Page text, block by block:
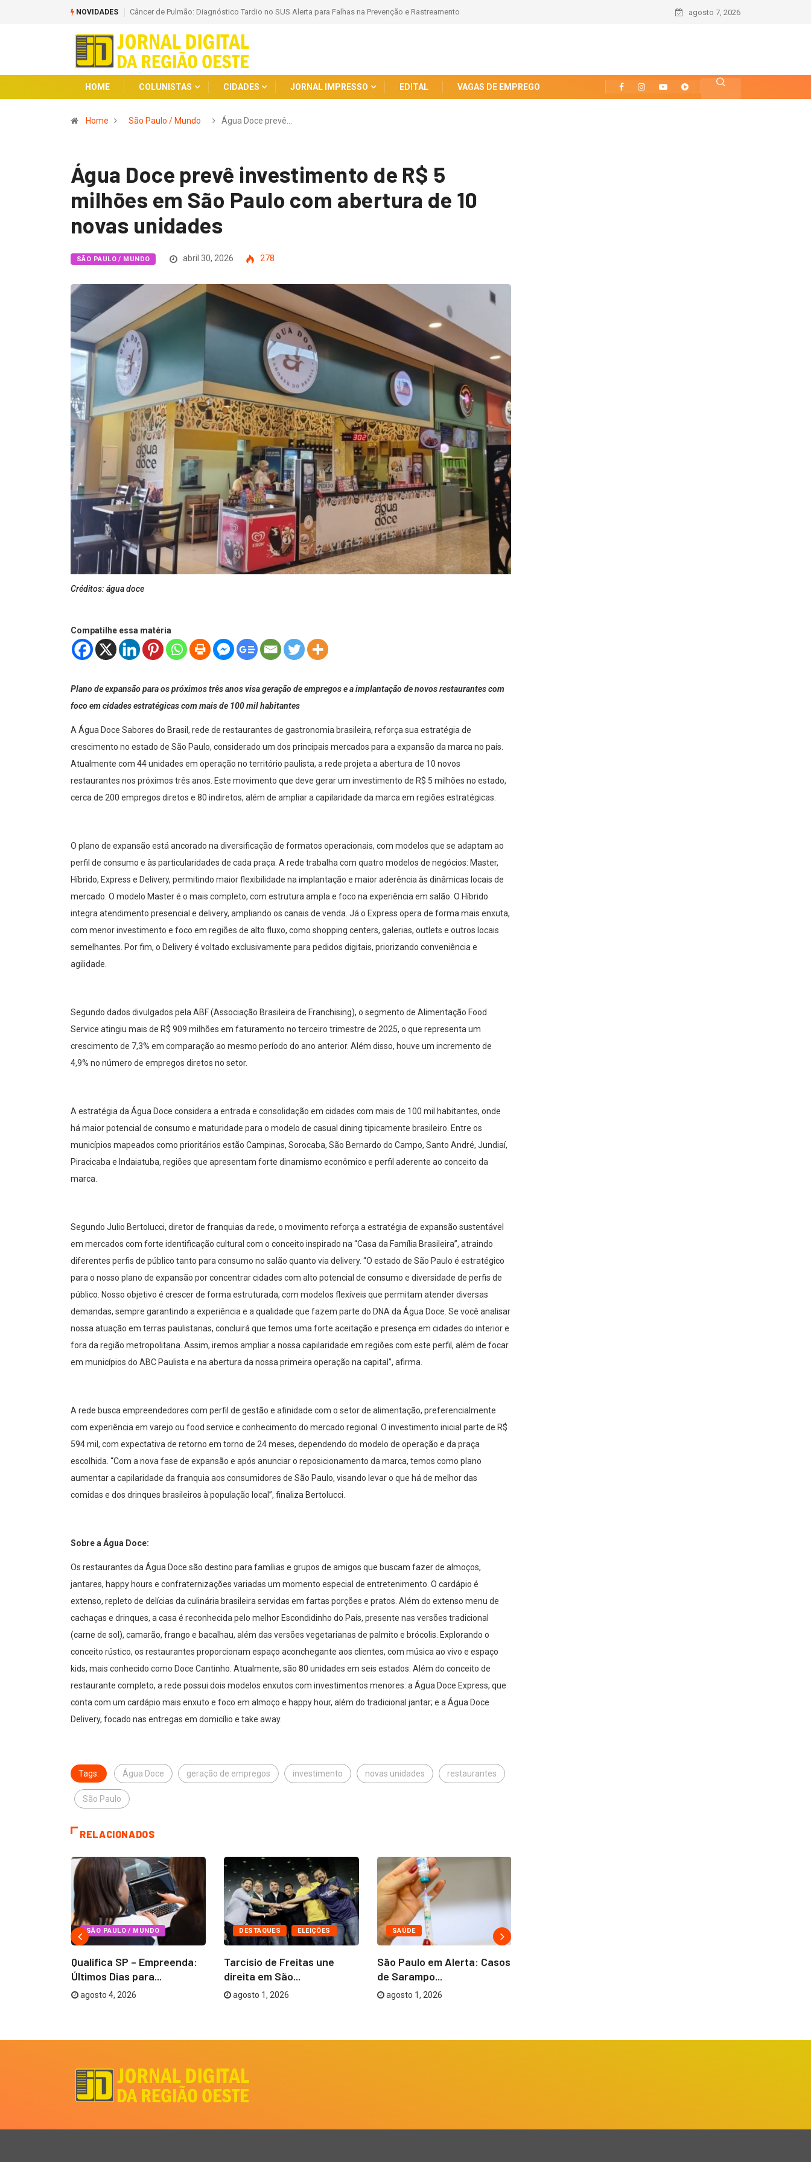
NOVIDADES
Falhas na Prevenção e RastreamentoParque Shopping Barueri celebra o Miraculous Day com encontro oficial de Ladybug e Cat Noir.
agosto 7, 2026
HOME COLUNISTAS CIDADES JORNAL IMPRESSO EDITAL VAGAS DE EMPREGO
Home São Paulo / Mundo Água Doce prevê…
Água Doce prevê investimento de R$ 5
milhões em São Paulo com abertura de 10
novas unidades
SÃO PAULO / MUNDO abril 30, 2026 278
Créditos: água doce
Compatilhe essa matéria
Plano de expansão para os próximos três anos visa geração de empregos e a implantação de novos restaurantes com
foco em cidades estratégicas com mais de 100 mil habitantes
A Água Doce Sabores do Brasil, rede de restaurantes de gastronomia brasileira, reforça sua estratégia de
crescimento no estado de São Paulo, considerado um dos principais mercados para a expansão da marca no país.
Atualmente com 44 unidades em operação no território paulista, a rede projeta a abertura de 10 novos
restaurantes nos próximos três anos. Este movimento que deve gerar um investimento de R$ 5 milhões no estado,
cerca de 200 empregos diretos e 80 indiretos, além de ampliar a capilaridade da marca em regiões estratégicas.
O plano de expansão está ancorado na diversificação de formatos operacionais, com modelos que se adaptam ao
perfil de consumo e às particularidades de cada praça. A rede trabalha com quatro modelos de negócios: Master,
Híbrido, Express e Delivery, permitindo maior flexibilidade na implantação e maior aderência às dinâmicas locais de
mercado. O modelo Master é o mais completo, com estrutura ampla e foco na experiência em salão. O Híbrido
integra atendimento presencial e delivery, ampliando os canais de venda. Já o Express opera de forma mais enxuta,
com menor investimento e foco em regiões de alto fluxo, como shopping centers, galerias, outlets e outros locais
semelhantes. Por fim, o Delivery é voltado exclusivamente para pedidos digitais, priorizando conveniência e
agilidade.
Segundo dados divulgados pela ABF (Associação Brasileira de Franchising), o segmento de Alimentação Food
Service atingiu mais de R$ 909 milhões em faturamento no terceiro trimestre de 2025, o que representa um
crescimento de 7,3% em comparação ao mesmo período do ano anterior. Além disso, houve um incremento de
4,9% no número de empregos diretos no setor.
A estratégia da Água Doce considera a entrada e consolidação em cidades com mais de 100 mil habitantes, onde
há maior potencial de consumo e maturidade para o modelo de casual dining tipicamente brasileiro. Entre os
municípios mapeados como prioritários estão Campinas, Sorocaba, São Bernardo do Campo, Santo André, Jundiaí,
Piracicaba e Indaiatuba, regiões que apresentam forte dinamismo econômico e perfil aderente ao conceito da
marca.
Segundo Julio Bertolucci, diretor de franquias da rede, o movimento reforça a estratégia de expansão sustentável
em mercados com forte identificação cultural com o conceito inspirado na “Casa da Família Brasileira”, atraindo
diferentes perfis de público tanto para consumo no salão quanto via delivery. “O estado de São Paulo é estratégico
para o nosso plano de expansão por concentrar cidades com alto potencial de consumo e diversidade de perfis de
público. Nosso objetivo é crescer de forma estruturada, com modelos flexíveis que permitam atender diversas
demandas, sempre garantindo a experiência e a qualidade que fazem parte do DNA da Água Doce. Se você analisar
nossa atuação em terras paulistanas, concluirá que temos uma forte aceitação e presença em cidades do interior e
fora da região metropolitana. Assim, iremos ampliar a nossa capilaridade em regiões com este perfil, além de focar
em municípios do ABC Paulista e na abertura da nossa primeira operação na capital”, afirma.
A rede busca empreendedores com perfil de gestão e afinidade com o setor de alimentação, preferencialmente
com experiência em varejo ou food service e conhecimento do mercado regional. O investimento inicial parte de R$
594 mil, com expectativa de retorno em torno de 24 meses, dependendo do modelo de operação e da praça
escolhida. “Com a nova fase de expansão e após anunciar o reposicionamento da marca, temos como plano
aumentar a capilaridade da franquia aos consumidores de São Paulo, visando levar o que há de melhor das
comidas e dos drinques brasileiros à população local”, finaliza Bertolucci.
Sobre a Água Doce:
Os restaurantes da Água Doce são destino para famílias e grupos de amigos que buscam fazer de almoços,
jantares, happy hours e confraternizações variadas um momento especial de entretenimento. O cardápio é
extenso, repleto de delícias da culinária brasileira servidas em fartas porções e pratos. Além do extenso menu de
cachaças e drinques, a casa é reconhecida pelo melhor Escondidinho do País, presente nas versões tradicional
(carne de sol), camarão, frango e bacalhau, além das versões vegetarianas de palmito e brócolis. Explorando o
conceito rústico, os restaurantes proporcionam espaço aconchegante aos clientes, com música ao vivo e espaço
kids, mais conhecido como Doce Cantinho. Atualmente, são 80 unidades em seis estados. Além do conceito de
restaurante completo, a rede possui dois modelos enxutos com investimentos menores: a Água Doce Express, que
conta com um cardápio mais enxuto e foco em almoço e happy hour, além do tradicional jantar; e a Água Doce
Delivery, focado nas entregas em domicílio e take away.
Tags: Água Doce geração de empregos investimento novas unidades restaurantes
São Paulo
RELACIONADOS
SÃO PAULO / MUNDO
Qualifica SP – Empreenda:
Últimos Dias para...
agosto 4, 2026
DESTAQUES ELEIÇÕES
Tarcísio de Freitas une
direita em São...
agosto 1, 2026
SAÚDE
São Paulo em Alerta: Casos
de Sarampo...
agosto 1, 2026